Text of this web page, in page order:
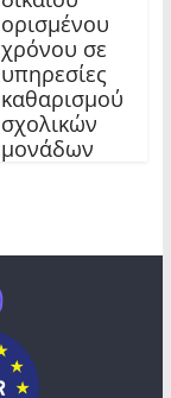
ορισμένου
χρόνου σε
υπηρεσίες
καθαρισμού
σχολικών
μονάδων